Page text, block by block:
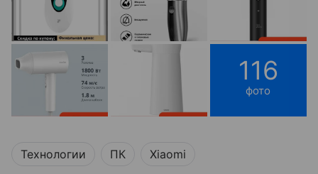
116
фото
Технологии ПК Xiaomi